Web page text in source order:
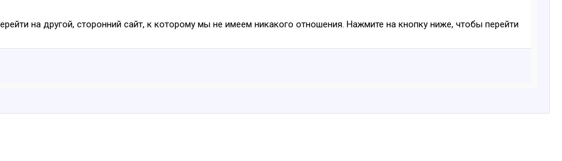
на другой, сторонний сайт, к которому мы не имеем никакого отношения. Нажмите на кнопку ниже, чтобы перейти